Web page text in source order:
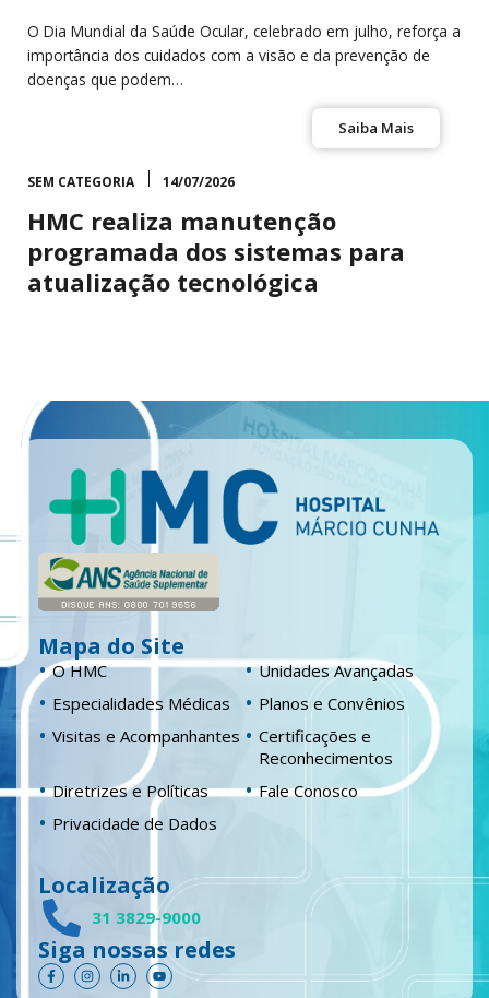
O Dia Mundial da Saúde Ocular, celebrado em julho, reforça a
importância dos cuidados com a visão e da prevenção de
doenças que podem…
Saiba Mais
SEM CATEGORIA 14/07/2026
HMC realiza manutenção
programada dos sistemas para
atualização tecnológica
Mapa do Site
O HMC
Unidades Avançadas
Especialidades Médicas
Planos e Convênios
Visitas e Acompanhantes
Certificações e
Reconhecimentos
Diretrizes e Políticas
Fale Conosco
Privacidade de Dados
Localização
31 3829-9000
Siga nossas redes
F
a
c
I
n
s
L
i
n
Y
o
u